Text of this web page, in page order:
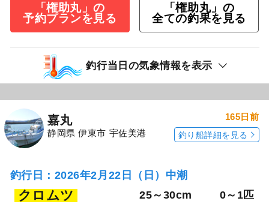
「権助丸」の
予約プランを見る
「権助丸」の
全ての釣果を見る
釣行当日の気象情報を表示
嘉丸
静岡県 伊東市 宇佐美港
165日前
釣り船詳細を見る
釣行日：2026年2月22日（日）中潮
クロムツ 25～30cm 0～1匹